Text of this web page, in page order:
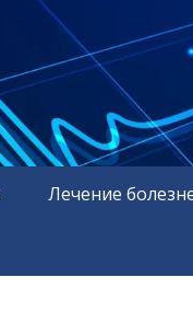
Лечение